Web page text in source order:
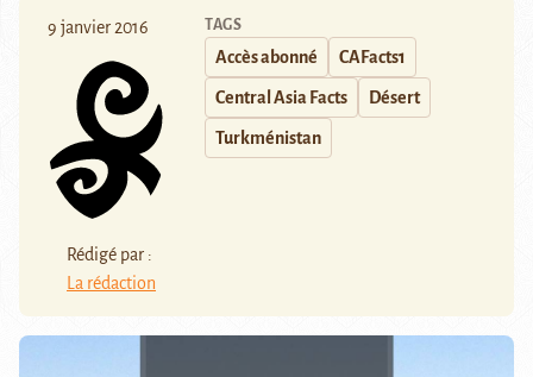
9 janvier 2016
Rédigé par :
La rédaction
TAGS
Accès abonné CAFacts1
Central Asia Facts Désert
Turkménistan